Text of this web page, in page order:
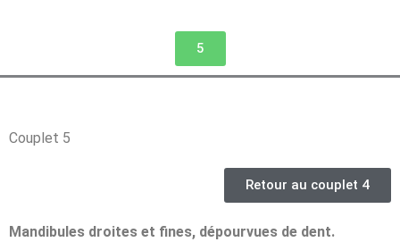
5
Couplet 5
Retour au couplet 4
Mandibules droites et fines, dépourvues de dent.